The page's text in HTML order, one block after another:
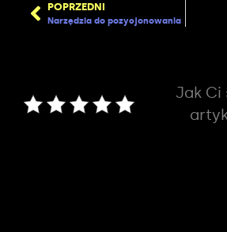
POPRZEDNI
Narzędzia do pozycjonowania
Jak Ci